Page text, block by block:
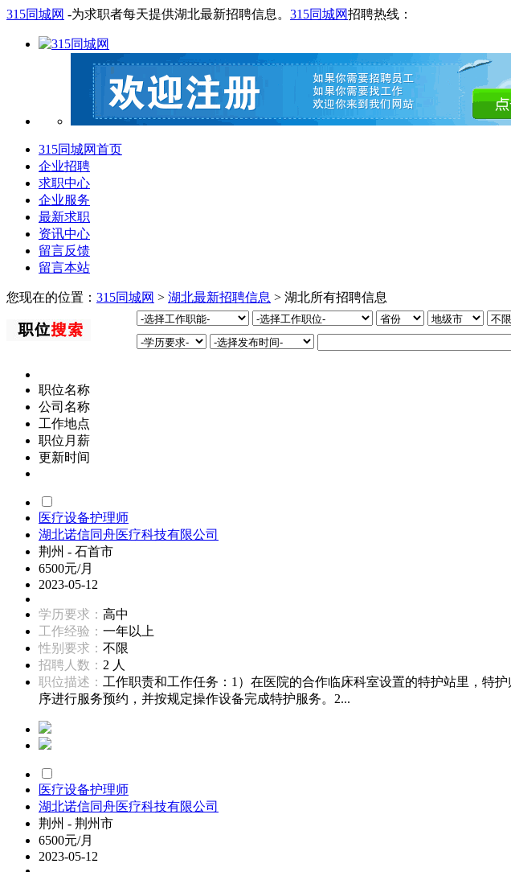
315同城网 -为求职者每天提供湖北最新招聘信息。 315同城网招聘热线：
315同城网首页
企业招聘
求职中心
企业服务
最新求职
资讯中心
留言反馈
留言本站
您现在的位置： 315同城网 > 湖北最新招聘信息 > 湖北所有招聘信息
职位名称
公司名称
工作地点
职位月薪
更新时间
医疗设备护理师
湖北诺信同舟医疗科技有限公司
荆州 - 石首市
6500元/月
2023-05-12
学历要求： 高中
工作经验： 一年以上
性别要求： 不限
招聘人数： 2 人
职位描述： 工作职责和工作任务：1）在医院的合作临床科室设置的特护站里，特
序进行服务预约，并按规定操作设备完成特护服务。2...
医疗设备护理师
湖北诺信同舟医疗科技有限公司
荆州 - 荆州市
6500元/月
2023-05-12